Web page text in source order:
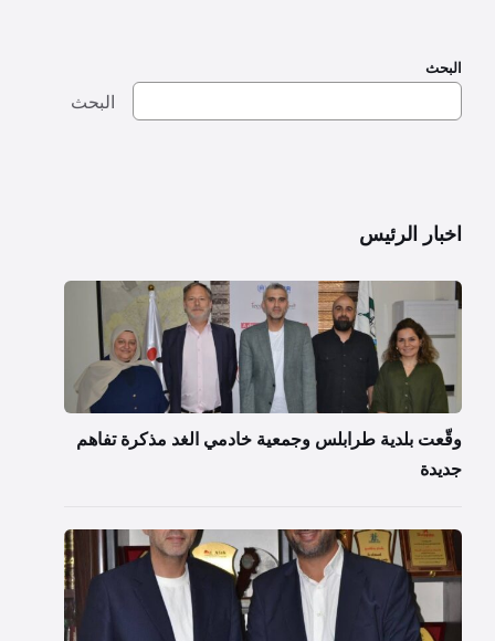
البحث
البحث
اخبار الرئيس
وقّعت بلدية طرابلس وجمعية خادمي الغد مذكرة تفاهم
جديدة